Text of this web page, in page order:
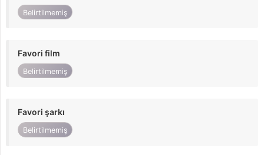
Belirtilmemiş
Favori film
Belirtilmemiş
Favori şarkı
Belirtilmemiş